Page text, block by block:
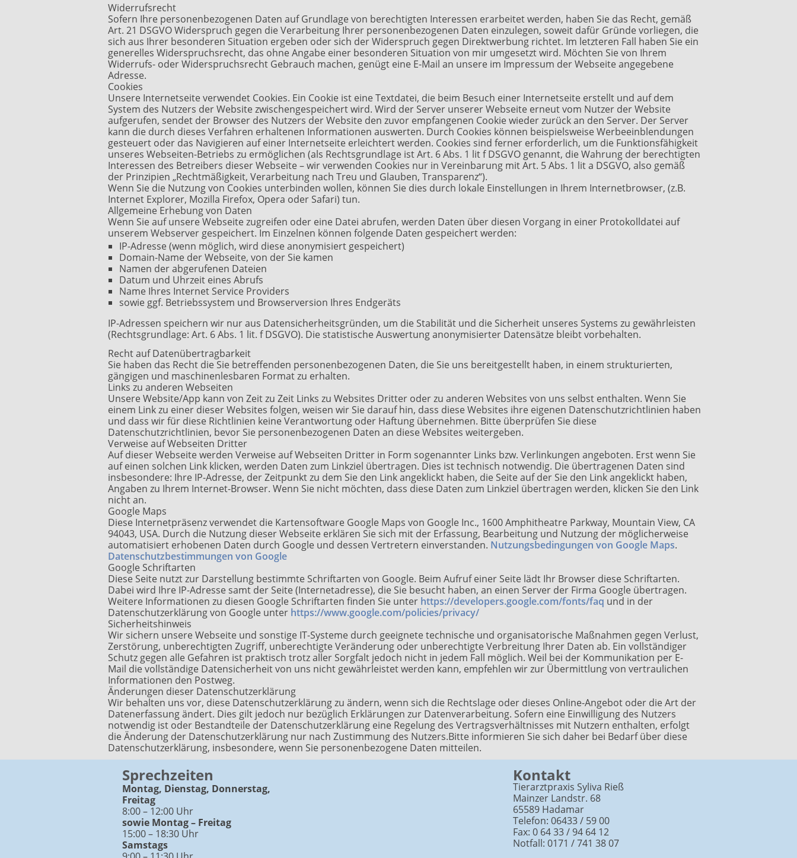
Widerrufsrecht
Sofern Ihre personenbezogenen Daten auf Grundlage von berechtigten Interessen erarbeitet werden, haben Sie das Recht, gemäß
Art. 21 DSGVO Widerspruch gegen die Verarbeitung Ihrer personenbezogenen Daten einzulegen, soweit dafür Gründe vorliegen, die
sich aus Ihrer besonderen Situation ergeben oder sich der Widerspruch gegen Direktwerbung richtet. Im letzteren Fall haben Sie ein
generelles Widerspruchsrecht, das ohne Angabe einer besonderen Situation von mir umgesetzt wird. Möchten Sie von Ihrem
Widerrufs- oder Widerspruchsrecht Gebrauch machen, genügt eine E-Mail an unsere im Impressum der Webseite angegebene
Adresse.
Cookies
Unsere Internetseite verwendet Cookies. Ein Cookie ist eine Textdatei, die beim Besuch einer Internetseite erstellt und auf dem
System des Nutzers der Website zwischengespeichert wird. Wird der Server unserer Webseite erneut vom Nutzer der Website
aufgerufen, sendet der Browser des Nutzers der Website den zuvor empfangenen Cookie wieder zurück an den Server. Der Server
kann die durch dieses Verfahren erhaltenen Informationen auswerten. Durch Cookies können beispielsweise Werbeeinblendungen
gesteuert oder das Navigieren auf einer Internetseite erleichtert werden. Cookies sind ferner erforderlich, um die Funktionsfähigkeit
unseres Webseiten-Betriebs zu ermöglichen (als Rechtsgrundlage ist Art. 6 Abs. 1 lit f DSGVO genannt, die Wahrung der berechtigten
Interessen des Betreibers dieser Webseite – wir verwenden Cookies nur in Vereinbarung mit Art. 5 Abs. 1 lit a DSGVO, also gemäß
der Prinzipien „Rechtmäßigkeit, Verarbeitung nach Treu und Glauben, Transparenz“).
Wenn Sie die Nutzung von Cookies unterbinden wollen, können Sie dies durch lokale Einstellungen in Ihrem Internetbrowser, (z.B.
Internet Explorer, Mozilla Firefox, Opera oder Safari) tun.
Allgemeine Erhebung von Daten
Wenn Sie auf unsere Webseite zugreifen oder eine Datei abrufen, werden Daten über diesen Vorgang in einer Protokolldatei auf
unserem Webserver gespeichert. Im Einzelnen können folgende Daten gespeichert werden:
IP-Adresse (wenn möglich, wird diese anonymisiert gespeichert)
Domain-Name der Webseite, von der Sie kamen
Namen der abgerufenen Dateien
Datum und Uhrzeit eines Abrufs
Name Ihres Internet Service Providers
sowie ggf. Betriebssystem und Browserversion Ihres Endgeräts
IP-Adressen speichern wir nur aus Datensicherheitsgründen, um die Stabilität und die Sicherheit unseres Systems zu gewährleisten
(Rechtsgrundlage: Art. 6 Abs. 1 lit. f DSGVO). Die statistische Auswertung anonymisierter Datensätze bleibt vorbehalten.
Recht auf Datenübertragbarkeit
Sie haben das Recht die Sie betreffenden personenbezogenen Daten, die Sie uns bereitgestellt haben, in einem strukturierten,
gängigen und maschinenlesbaren Format zu erhalten.
Links zu anderen Webseiten
Unsere Website/App kann von Zeit zu Zeit Links zu Websites Dritter oder zu anderen Websites von uns selbst enthalten. Wenn Sie
einem Link zu einer dieser Websites folgen, weisen wir Sie darauf hin, dass diese Websites ihre eigenen Datenschutzrichtlinien haben
und dass wir für diese Richtlinien keine Verantwortung oder Haftung übernehmen. Bitte überprüfen Sie diese
Datenschutzrichtlinien, bevor Sie personenbezogenen Daten an diese Websites weitergeben.
Verweise auf Webseiten Dritter
Auf dieser Webseite werden Verweise auf Webseiten Dritter in Form sogenannter Links bzw. Verlinkungen angeboten. Erst wenn Sie
auf einen solchen Link klicken, werden Daten zum Linkziel übertragen. Dies ist technisch notwendig. Die übertragenen Daten sind
insbesondere: Ihre IP-Adresse, der Zeitpunkt zu dem Sie den Link angeklickt haben, die Seite auf der Sie den Link angeklickt haben,
Angaben zu Ihrem Internet-Browser. Wenn Sie nicht möchten, dass diese Daten zum Linkziel übertragen werden, klicken Sie den Link
nicht an.
Google Maps
Diese Internetpräsenz verwendet die Kartensoftware Google Maps von Google Inc., 1600 Amphitheatre Parkway, Mountain View, CA
94043, USA. Durch die Nutzung dieser Webseite erklären Sie sich mit der Erfassung, Bearbeitung und Nutzung der möglicherweise
automatisiert erhobenen Daten durch Google und dessen Vertretern einverstanden. Nutzungsbedingungen von Google Maps.
Datenschutzbestimmungen von Google
Google Schriftarten
Diese Seite nutzt zur Darstellung bestimmte Schriftarten von Google. Beim Aufruf einer Seite lädt Ihr Browser diese Schriftarten.
Dabei wird Ihre IP-Adresse samt der Seite (Internetadresse), die Sie besucht haben, an einen Server der Firma Google übertragen.
Weitere Informationen zu diesen Google Schriftarten finden Sie unter https://developers.google.com/fonts/faq und in der
Datenschutzerklärung von Google unter https://www.google.com/policies/privacy/
Sicherheitshinweis
Wir sichern unsere Webseite und sonstige IT-Systeme durch geeignete technische und organisatorische Maßnahmen gegen Verlust,
Zerstörung, unberechtigten Zugriff, unberechtigte Veränderung oder unberechtigte Verbreitung Ihrer Daten ab. Ein vollständiger
Schutz gegen alle Gefahren ist praktisch trotz aller Sorgfalt jedoch nicht in jedem Fall möglich. Weil bei der Kommunikation per E-
Mail die vollständige Datensicherheit von uns nicht gewährleistet werden kann, empfehlen wir zur Übermittlung von vertraulichen
Informationen den Postweg.
Änderungen dieser Datenschutzerklärung
Wir behalten uns vor, diese Datenschutzerklärung zu ändern, wenn sich die Rechtslage oder dieses Online-Angebot oder die Art der
Datenerfassung ändert. Dies gilt jedoch nur bezüglich Erklärungen zur Datenverarbeitung. Sofern eine Einwilligung des Nutzers
notwendig ist oder Bestandteile der Datenschutzerklärung eine Regelung des Vertragsverhältnisses mit Nutzern enthalten, erfolgt
die Änderung der Datenschutzerklärung nur nach Zustimmung des Nutzers.Bitte informieren Sie sich daher bei Bedarf über diese
Datenschutzerklärung, insbesondere, wenn Sie personenbezogene Daten mitteilen.
Sprechzeiten
Montag, Dienstag, Donnerstag,
Freitag
8:00 – 12:00 Uhr
sowie Montag – Freitag
15:00 – 18:30 Uhr
Samstags
Kontakt
Tierarztpraxis Syliva Rieß
Mainzer Landstr. 68
65589 Hadamar
Telefon: 06433 / 59 00
Fax: 0 64 33 / 94 64 12
Notfall: 0171 / 741 38 07